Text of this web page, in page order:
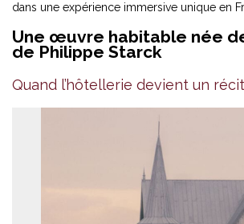
dans une expérience immersive unique en
Une œuvre habitable née
de Philippe Starck
Quand l’hôtellerie devient un